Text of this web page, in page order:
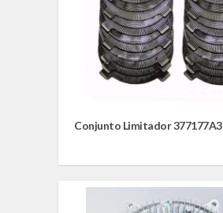
Conjunto Limitador 377177A3